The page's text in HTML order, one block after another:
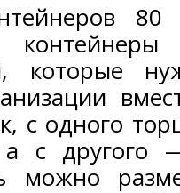
которые
с одного
а с другого
можно